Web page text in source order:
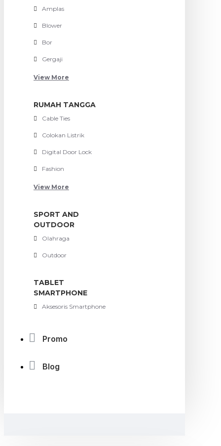
Amplas
Blower
Bor
Gergaji
View More
RUMAH TANGGA
Cable Ties
Colokan Listrik
Digital Door Lock
Fashion
View More
SPORT AND
OUTDOOR
Olahraga
Outdoor
TABLET
SMARTPHONE
Aksesoris Smartphone
Promo
Blog